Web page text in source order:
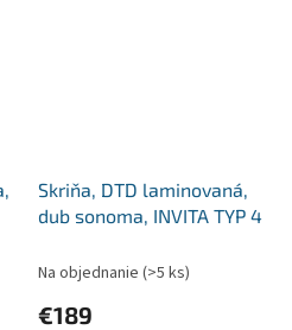
Skriňa, DTD laminovaná,
dub sonoma, INVITA TYP 4
Na objednanie (>5 ks)
€189